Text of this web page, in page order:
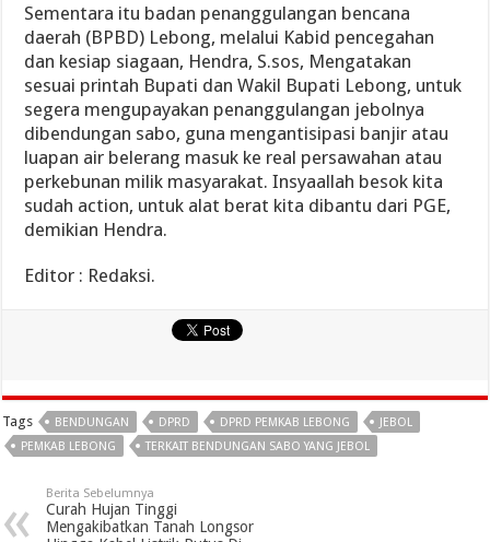
Sementara itu badan penanggulangan bencana
daerah (BPBD) Lebong, melalui Kabid pencegahan
dan kesiap siagaan, Hendra, S.sos, Mengatakan
sesuai printah Bupati dan Wakil Bupati Lebong, untuk
segera mengupayakan penanggulangan jebolnya
dibendungan sabo, guna mengantisipasi banjir atau
luapan air belerang masuk ke real persawahan atau
perkebunan milik masyarakat. Insyaallah besok kita
sudah action, untuk alat berat kita dibantu dari PGE,
demikian Hendra.
Editor : Redaksi.
Tags BENDUNGAN DPRD DPRD PEMKAB LEBONG
JEBOL
PEMKAB LEBONG
TERKAIT BENDUNGAN SABO YANG JEBOL
Berita Sebelumnya
Curah Hujan Tinggi
Mengakibatkan Tanah Longsor